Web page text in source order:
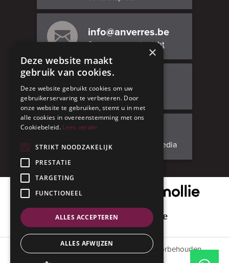
info@anverres.be
Stuur ons een bericht
Adresgegevens
Facebook
Volg ons op social media
Onze veilige betaalpartner
Geniet met mate
© 2015 - 2026 Anverres. Alle rechten voorbehouden.
.
×
Deze website maakt
gebruik van cookies.
Deze website gebruikt cookies om uw
gebruikerservaring te verbeteren. Door
onze website te gebruiken, stemt u in met
alle cookies in overeenstemming met ons
Cookiebeleid. Lees verder
STRIKT NOODZAKELIJK
PRESTATIE
TARGETING
FUNCTIONEEL
ALLES ACCEPTEREN
ALLES AFWIJZEN